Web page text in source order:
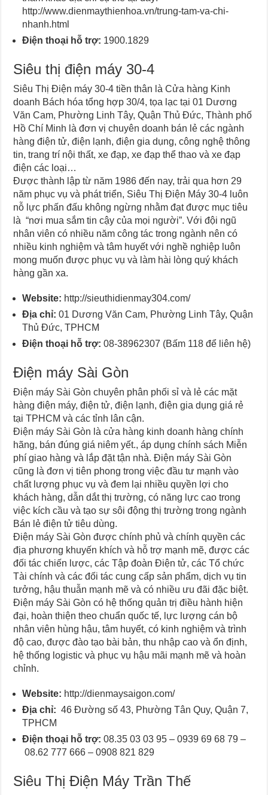
http://www.dienmaythienhoa.vn/trung-tam-va-chi-
nhanh.html
Điện thoại hỗ trợ: 1900.1829
Siêu thị điện máy 30-4
Siêu Thị Điện máy 30-4 tiền thân là Cửa hàng Kinh
doanh Bách hóa tổng hợp 30/4, tọa lạc tại 01 Dương
Văn Cam, Phường Linh Tây, Quận Thủ Đức, Thành phố
Hồ Chí Minh là đơn vị chuyên doanh bán lẻ các ngành
hàng điện tử, điện lạnh, điện gia dụng, công nghệ thông
tin, trang trí nội thất, xe đạp, xe đạp thể thao và xe đạp
điện các loại…
Được thành lập từ năm 1986 đến nay, trải qua hơn 29
năm phục vụ và phát triển, Siêu Thị Điện Máy 30-4 luôn
nỗ lực phấn đấu không ngừng nhằm đạt được mục tiêu
là “nơi mua sắm tin cậy của mọi người”. Với đội ngũ
nhân viên có nhiều năm công tác trong ngành nên có
nhiều kinh nghiệm và tâm huyết với nghề nghiệp luôn
mong muốn được phục vụ và làm hài lòng quý khách
hàng gần xa.
Website: http://sieuthidienmay304.com/
Địa chỉ: 01 Dương Văn Cam, Phường Linh Tây, Quận
Thủ Đức, TPHCM
Điện thoại hỗ trợ: 08-38962307 (Bấm 118 để liên hệ)
Điện máy Sài Gòn
Điện máy Sài Gòn chuyên phân phối sỉ và lẻ các mặt
hàng điện máy, điện tử, điện lạnh, điện gia dụng giá rẻ
tại TPHCM và các tỉnh lân cận.
Điện máy Sài Gòn là cửa hàng kinh doanh hàng chính
hãng, bán đúng giá niêm yết., áp dụng chính sách Miễn
phí giao hàng và lắp đặt tận nhà. Điện máy Sài Gòn
cũng là đơn vị tiên phong trong việc đầu tư mạnh vào
chất lượng phục vụ và đem lại nhiều quyền lợi cho
khách hàng, dẫn dắt thị trường, có năng lực cao trong
việc kích cầu và tạo sự sôi động thị trường trong ngành
Bán lẻ điện tử tiêu dùng.
Điện máy Sài Gòn được chính phủ và chính quyền các
địa phương khuyến khích và hỗ trợ mạnh mẽ, được các
đối tác chiến lược, các Tập đoàn Điện tử, các Tổ chức
Tài chính và các đối tác cung cấp sản phẩm, dịch vụ tin
tưởng, hậu thuẫn mạnh mẽ và có nhiều ưu đãi đặc biệt.
Điện máy Sài Gòn có hệ thống quản trị điều hành hiện
đại, hoàn thiện theo chuẩn quốc tế, lực lượng cán bộ
nhân viên hùng hậu, tâm huyết, có kinh nghiệm và trình
độ cao, được đào tạo bài bản, thu nhập cao và ổn định,
hệ thống logistic và phục vụ hậu mãi mạnh mẽ và hoàn
chỉnh.
Website: http://dienmaysaigon.com/
Địa chỉ: 46 Đường số 43, Phường Tân Quy, Quận 7,
TPHCM
Điện thoại hỗ trợ: 08.35 03 03 95 – 0939 69 68 79 –
08.62 777 666 – 0908 821 829
Siêu Thị Điện Máy Trần Thế